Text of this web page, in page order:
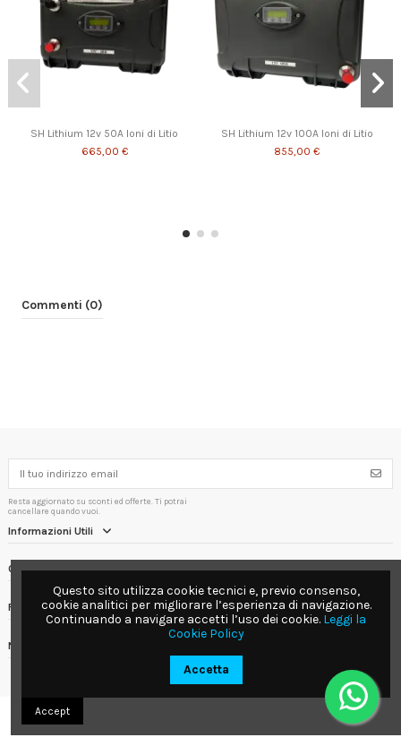
SH Lithium 12v 50A Ioni di Litio
665,00 €
SH Lithium 12v 100A Ioni di Litio
855,00 €
Commenti (0)
Resta aggiornato su sconti ed offerte. Ti potrai
cancellare quando vuoi.
Informazioni Utili
Contact us
Follow us
Newsletter
Questo sito utilizza cookie tecnici e, previo consenso,
cookie analitici per migliorare l’esperienza di navigazione.
Continuando a navigare accetti l’uso dei cookie. Leggi la
Cookie Policy
Accetta
Accept